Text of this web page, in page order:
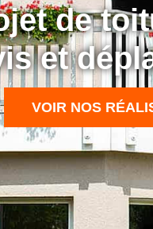
de
et
VOIR NOS